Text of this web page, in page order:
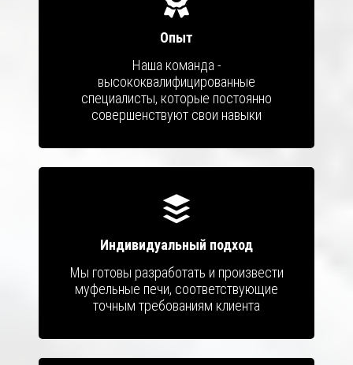
Опыт
Наша команда -
высококвалифицированные
специалисты, которые постоянно
совершенствуют свои навыки
Индивидуальный подход
Мы готовы разработать и произвести
муфельные печи, соответствующие
точным требованиям клиента